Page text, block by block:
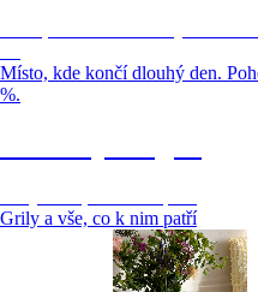
Místo, kde končí dlouhý den.
%.
Grily a vše, co k nim patří